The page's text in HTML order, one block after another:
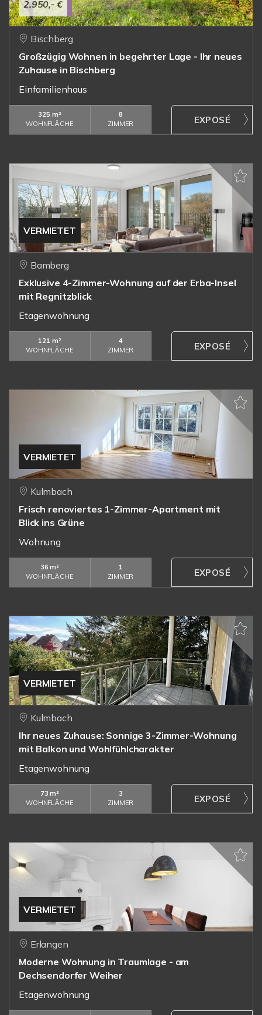
2.950,- €
Bischberg
Großzügig Wohnen in begehrter Lage - Ihr neues
Zuhause in Bischberg
Einfamilienhaus
325 m²
WOHNFLÄCHE
8
ZIMMER
VERMIETET
Bamberg
Exklusive 4-Zimmer-Wohnung auf der Erba-Insel
mit Regnitzblick
Etagenwohnung
121 m²
WOHNFLÄCHE
4
ZIMMER
VERMIETET
Kulmbach
Frisch renoviertes 1-Zimmer-Apartment mit
Blick ins Grüne
Wohnung
36 m²
WOHNFLÄCHE
1
ZIMMER
VERMIETET
Kulmbach
Ihr neues Zuhause: Sonnige 3-Zimmer-Wohnung
mit Balkon und Wohlfühlcharakter
Etagenwohnung
73 m²
WOHNFLÄCHE
3
ZIMMER
VERMIETET
Erlangen
Moderne Wohnung in Traumlage - am
Dechsendorfer Weiher
Etagenwohnung